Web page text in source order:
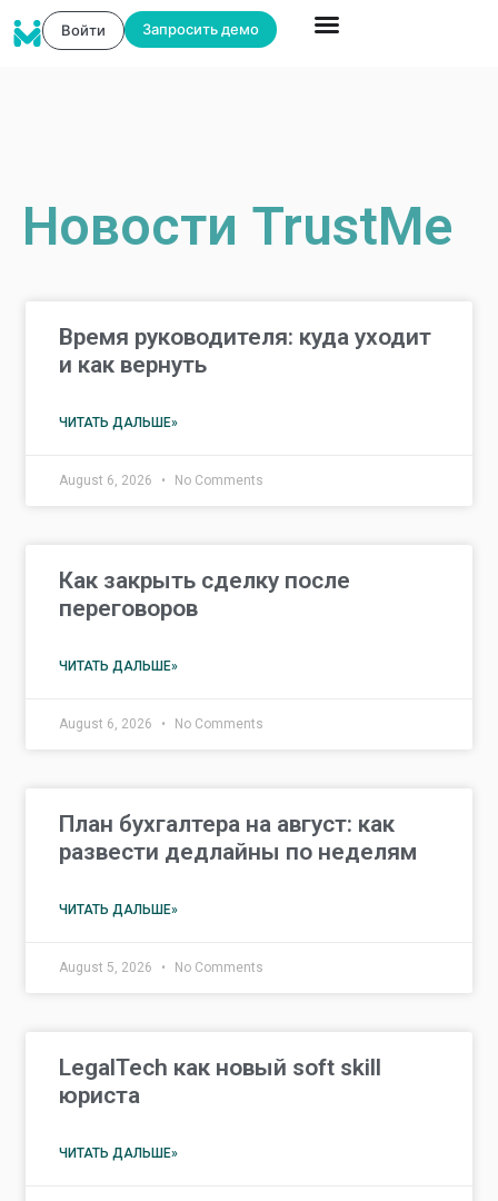
Войти Запросить демо
Новости TrustMe
Время руководителя: куда уходит
и как вернуть
ЧИТАТЬ ДАЛЬШЕ»
August 6, 2026 No Comments
Как закрыть сделку после
переговоров
ЧИТАТЬ ДАЛЬШЕ»
August 6, 2026 No Comments
План бухгалтера на август: как
развести дедлайны по неделям
ЧИТАТЬ ДАЛЬШЕ»
August 5, 2026 No Comments
LegalTech как новый soft skill
юриста
ЧИТАТЬ ДАЛЬШЕ»